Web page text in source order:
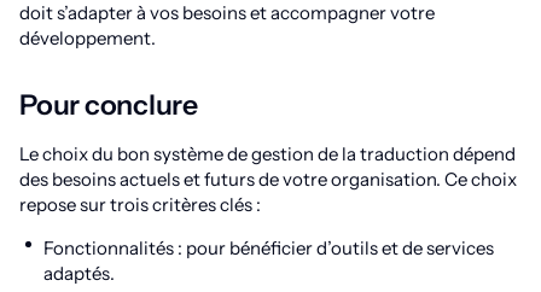
doit s’adapter à vos besoins et accompagner votre
développement.
Pour conclure
Le choix du bon système de gestion de la traduction dépend
des besoins actuels et futurs de votre organisation. Ce choix
repose sur trois critères clés :
Fonctionnalités : pour bénéficier d’outils et de services
adaptés.